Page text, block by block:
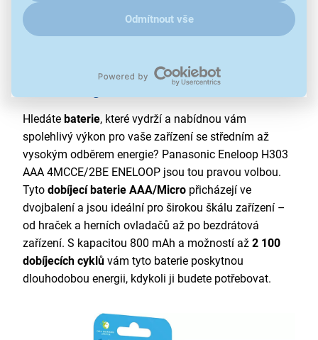
Odmítnout vše
Velká energie v mikro balení
Hledáte baterie, které vydrží a nabídnou vám
spolehlivý výkon pro vaše zařízení se středním až
vysokým odběrem energie? Panasonic Eneloop H303
AAA 4MCCE/2BE ENELOOP jsou tou pravou volbou.
Tyto dobíjecí baterie AAA/Micro přicházejí ve
dvojbalení a jsou ideální pro širokou škálu zařízení –
od hraček a herních ovladačů až po bezdrátová
zařízení. S kapacitou 800 mAh a možností až 2 100
dobíjecích cyklů vám tyto baterie poskytnou
dlouhodobou energii, kdykoli ji budete potřebovat.